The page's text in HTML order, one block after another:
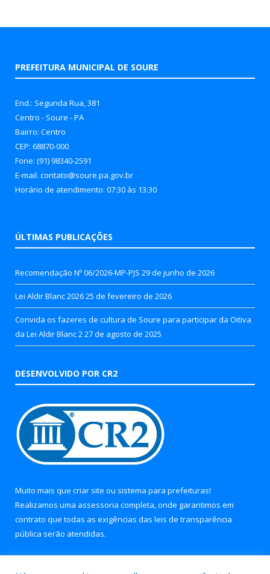
PREFEITURA MUNICIPAL DE SOURE
End.: Segunda Rua, 381
Centro - Soure - PA
Bairro: Centro
CEP: 68870-000
Fone: (91) 98340-2591
E-mail: contato@soure.pa.gov.br
Horário de atendimento: 07:30 às 13:30
ÚLTIMAS PUBLICAÇÕES
Recomendação Nº 06/2026-MP-PJS 29 de junho de 2026
Lei Aldir Blanc 202625 de fevereiro de 2026
Convida os fazeres de cultura de Soure para participar da Oitiva
da Lei Aldir Blanc 227 de agosto de 2025
DESENVOLVIDO POR CR2
Muito mais que criar site ou sistema para prefeituras!
Realizamos uma assessoria completa, onde garantimos em
contrato que todas as exigências das leis de transparência
pública serão atendidas.